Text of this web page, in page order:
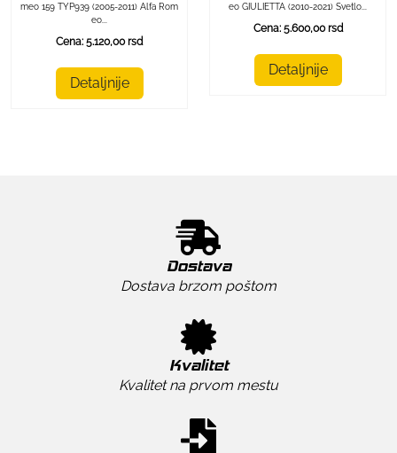
meo 159 TYP939 (2005-2011) Alfa Rom
eo...
Cena: 5.120,00 rsd
Detaljnije
eo GIULIETTA (2010-2021) Svetlo...
Cena: 5.600,00 rsd
Detaljnije
Dostava
Dostava brzom poštom
Kvalitet
Kvalitet na prvom mestu